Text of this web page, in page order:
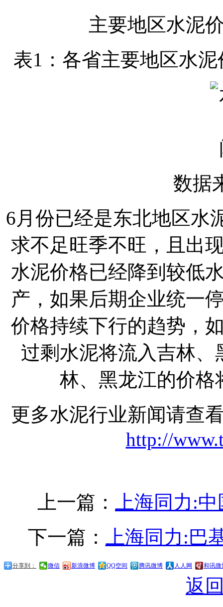
主要地区水泥
表1：各省主要地区水
数据
6月份已经是东北地区水
求不足旺季不旺，且出
水泥价格已经降到较低
产，如果后期企业统一
价格持续下行的趋势，
过剩水泥将流入吉林
林、黑龙江的价格
更多水泥行业新闻请查
http://
上一篇：
上海同力:
下一篇：
上海同力:
分享到： 微信 新浪微博 QQ空间 腾讯微博 人人网 和讯微
返